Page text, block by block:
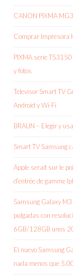
CANON PIXMA
Comprar Impresora
PIXMA serie
y fotos
Televisor Smart TV
Android y Wi-Fi
BRAUN – Elegir y
Smart TV Samsung
Apple serait sur le
d’entrée de gamme
Samsung Galaxy
pulgadas con
6GB/128GB unos
El nuevo Samsung
nada menos que